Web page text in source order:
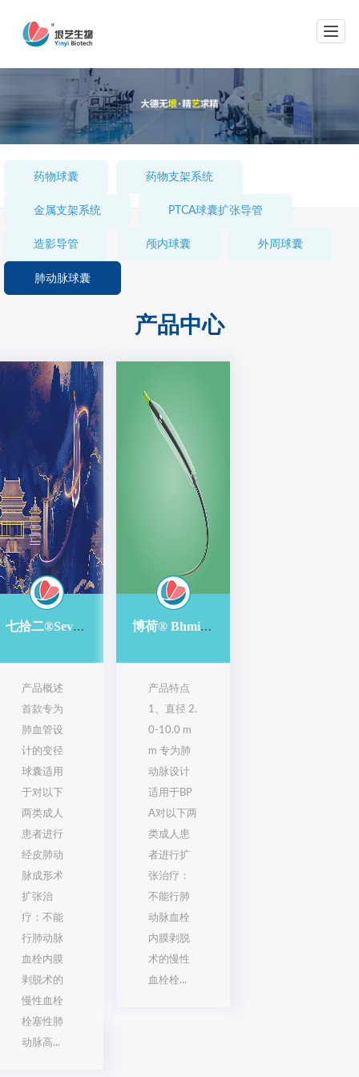
网站导航
药物球囊 药物支架系统
金属支架系统 PTCA球囊扩张导管
造影导管 颅内球囊 外周球囊
肺动脉球囊
产品中心
七拾二®Sev-changes 肺动脉球囊扩张导管
产品概述
首款专为
肺血管设
计的变径
球囊适用
于对以下
两类成人
患者进行
经皮肺动
脉成形术
扩张治
疗：不能
行肺动脉
血栓内膜
剥脱术的
慢性血栓
栓塞性肺
动脉高...
博荷® Bhmintbh 肺动脉球囊扩张导管
产品特点
1、直径 2.
0-10.0 m
m 专为肺
动脉设计
适用于BP
A对以下两
类成人患
者进行扩
张治疗：
不能行肺
动脉血栓
内膜剥脱
术的慢性
血栓栓...